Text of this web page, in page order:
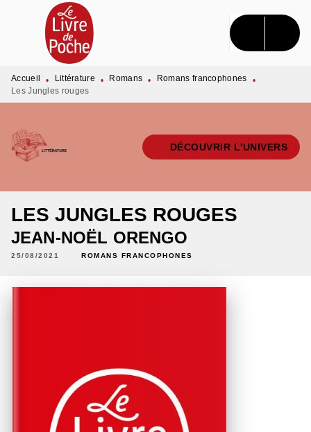
MENU RECHERCHE CONTENU
PIED DE PAGE
Accueil • Littérature • Romans • Romans francophones
•
Les Jungles rouges
DÉCOUVRIR L'UNIVERS
LES JUNGLES ROUGES
JEAN-NOËL ORENGO
25/08/2021 ROMANS FRANCOPHONES